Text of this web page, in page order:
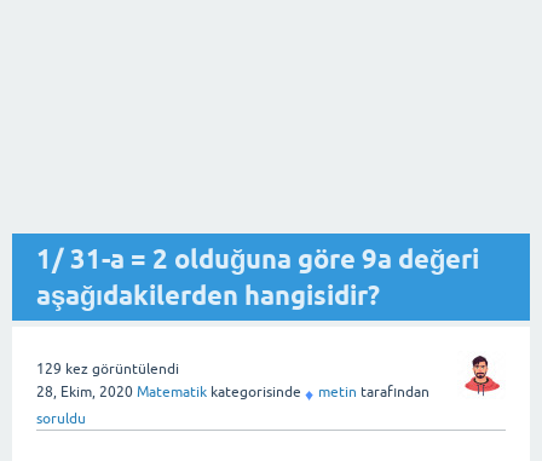
1/ 31-a = 2 olduğuna göre 9a değeri
aşağıdakilerden hangisidir?
129 kez görüntülendi
28, Ekim, 2020 Matematik kategorisinde ♦ metin tarafından
soruldu